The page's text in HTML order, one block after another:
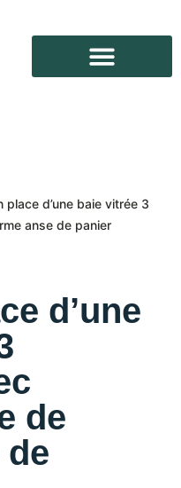
place d’une baie vitrée 3
anse de panier
d’une
de